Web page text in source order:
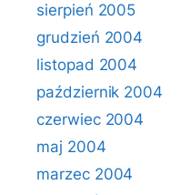
sierpień 2005
grudzień 2004
listopad 2004
październik 2004
czerwiec 2004
maj 2004
marzec 2004